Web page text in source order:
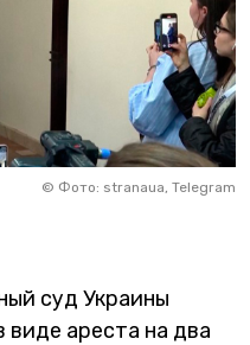
© Фото: stranaua, Telegram
суд Украины
виде ареста на два